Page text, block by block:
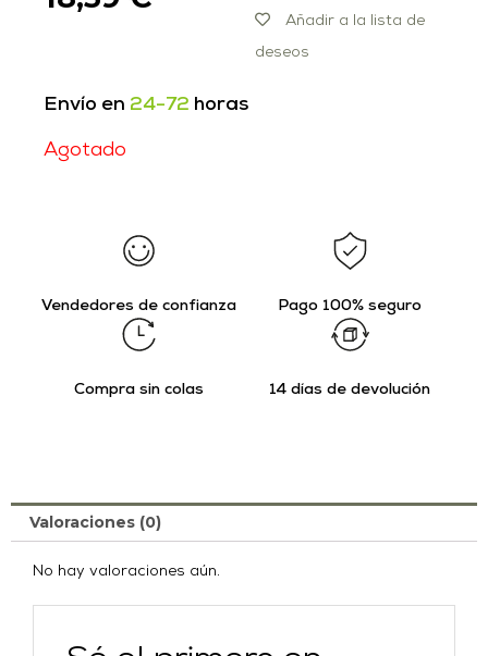
Añadir a la lista de
deseos
Envío en 24-72 horas
Agotado
Vendedores de confianza Pago 100% seguro
Compra sin colas 14 días de devolución
Valoraciones (0)
No hay valoraciones aún.